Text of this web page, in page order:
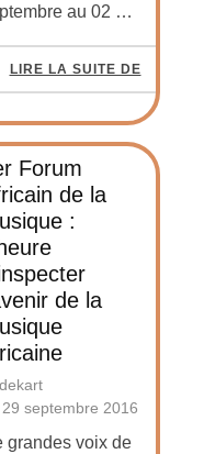
au 02 …
LIRE LA SUITE DE
Forum
de la
:
de la
dekart
29 septembre 2016
grandes voix de